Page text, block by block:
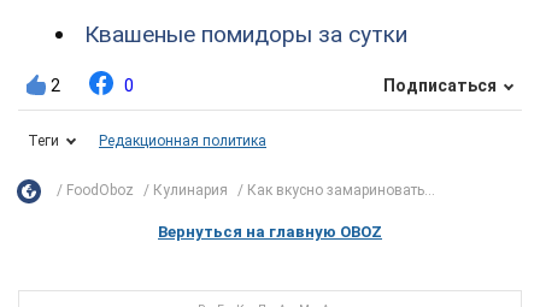
Квашеные помидоры за сутки
2 0 Подписаться
Теги Редакционная политика
FoodOboz Кулинария Как вкусно замариновать...
Вернуться на главную OBOZ